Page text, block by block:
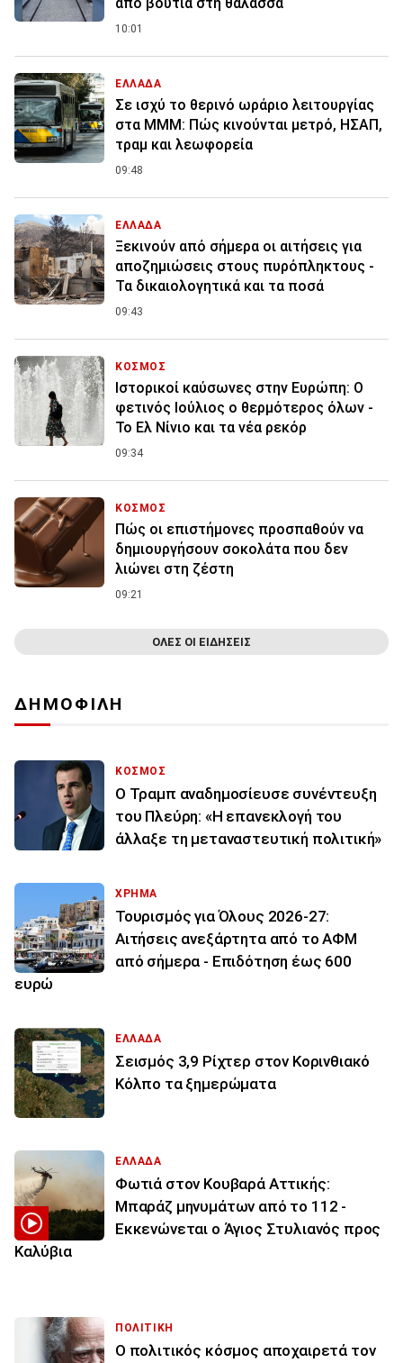
10:01
ΕΛΛΑΔΑ
Σε ισχύ το θερινό ωράριο λειτουργίας
στα ΜΜΜ: Πώς κινούνται μετρό, ΗΣΑΠ,
τραμ και λεωφορεία
09:48
ΕΛΛΑΔΑ
Ξεκινούν από σήμερα οι αιτήσεις για
αποζημιώσεις στους πυρόπληκτους -
Τα δικαιολογητικά και τα ποσά
09:43
ΚΟΣΜΟΣ
Ιστορικοί καύσωνες στην Ευρώπη: Ο
φετινός Ιούλιος ο θερμότερος όλων -
Το Ελ Νίνιο και τα νέα ρεκόρ
09:34
ΚΟΣΜΟΣ
Πώς οι επιστήμονες προσπαθούν να
δημιουργήσουν σοκολάτα που δεν
λιώνει στη ζέστη
09:21
ΟΛΕΣ ΟΙ ΕΙΔΗΣΕΙΣ
ΔΗΜΟΦΙΛΗ
ΚΟΣΜΟΣ
Ο Τραμπ αναδημοσίευσε συνέντευξη
του Πλεύρη: «Η επανεκλογή του
άλλαξε τη μεταναστευτική πολιτική»
ΧΡΗΜΑ
Τουρισμός για Όλους 2026-27:
Αιτήσεις ανεξάρτητα από το ΑΦΜ
από σήμερα - Επιδότηση έως 600
ευρώ
ΕΛΛΑΔΑ
Σεισμός 3,9 Ρίχτερ στον Κορινθιακό
Κόλπο τα ξημερώματα
ΕΛΛΑΔΑ
Φωτιά στον Κουβαρά Αττικής:
Μπαράζ μηνυμάτων από το 112 -
Εκκενώνεται ο Άγιος Στυλιανός προς
Καλύβια
ΠΟΛΙΤΙΚΗ
Ο πολιτικός κόσμος αποχαιρετά τον